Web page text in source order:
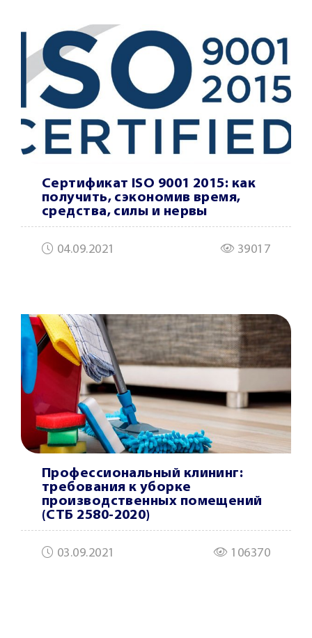
Сертификат ISO 9001 2015: как
получить, сэкономив время,
средства, силы и нервы
04.09.2021 39017
Профессиональный клининг:
требования к уборке
производственных помещений
(СТБ 2580-2020)
03.09.2021 106370